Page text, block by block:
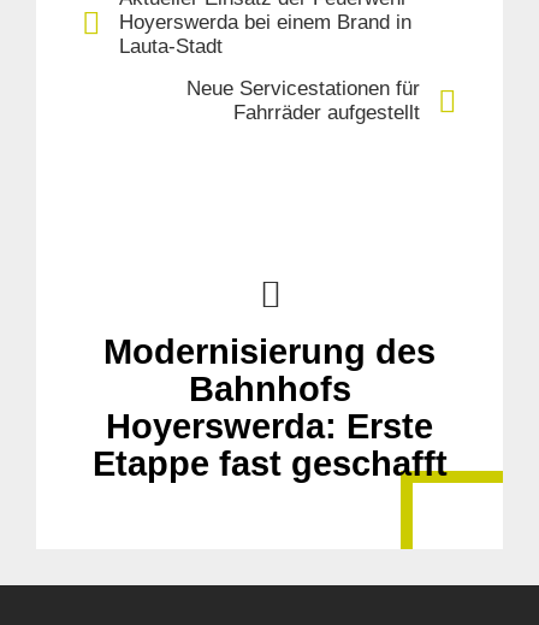
Hoyerswerda bei einem Brand in
Lauta-Stadt
Neue Servicestationen für
Fahrräder aufgestellt
Modernisierung des
Bahnhofs
Hoyerswerda: Erste
Etappe fast geschafft